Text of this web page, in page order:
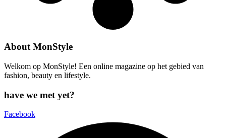
About MonStyle
Welkom op MonStyle! Een online magazine op het gebied van
fashion, beauty en lifestyle.
have we met yet?
Facebook